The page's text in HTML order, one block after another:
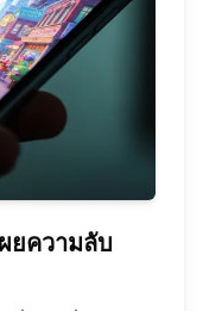
ยความลับ